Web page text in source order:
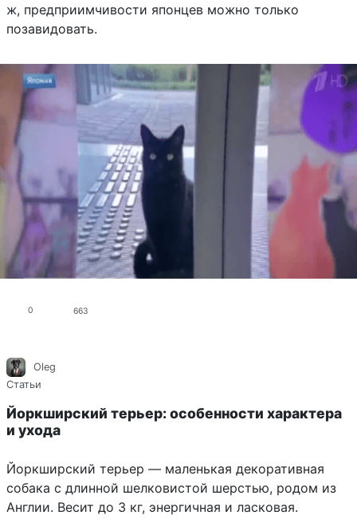
ж, предприимчивости японцев можно только
позавидовать.
0 663
Oleg
Статьи
Йоркширский терьер: особенности характера
и ухода
Йоркширский терьер — маленькая декоративная
собака с длинной шелковистой шерстью, родом из
Англии. Весит до 3 кг, энергичная и ласковая.